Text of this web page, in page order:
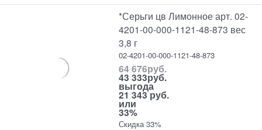
*Серьги цв Лимонное арт. 02-
4201-00-000-1121-48-873 вес
3,8 г
02-4201-00-000-1121-48-873
64 676руб.
43 333руб.
выгода
21 343 руб.
или
33%
Скидка 33%